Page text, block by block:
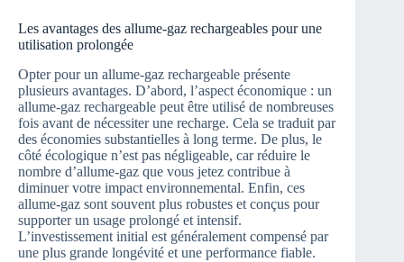
Les avantages des allume-gaz rechargeables pour une
utilisation prolongée
Opter pour un allume-gaz rechargeable présente
plusieurs avantages. D’abord, l’aspect économique : un
allume-gaz rechargeable peut être utilisé de nombreuses
fois avant de nécessiter une recharge. Cela se traduit par
des économies substantielles à long terme. De plus, le
côté écologique n’est pas négligeable, car réduire le
nombre d’allume-gaz que vous jetez contribue à
diminuer votre impact environnemental. Enfin, ces
allume-gaz sont souvent plus robustes et conçus pour
supporter un usage prolongé et intensif.
L’investissement initial est généralement compensé par
une plus grande longévité et une performance fiable.